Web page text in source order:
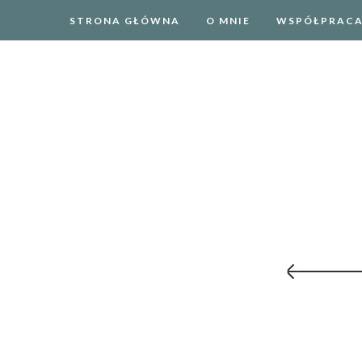
STRONA GŁÓWNA O MNIE